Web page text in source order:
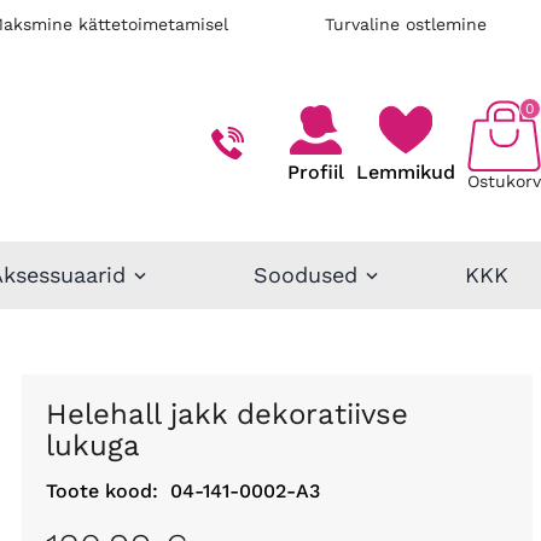
kättetoimetamisel Turvaline ostlemine
Profiil Lemmikud Ostukorv
0
Soodused KKK
Helehall jakk dekoratiivse
lukuga
Toote kood: 04-141-0002-A3